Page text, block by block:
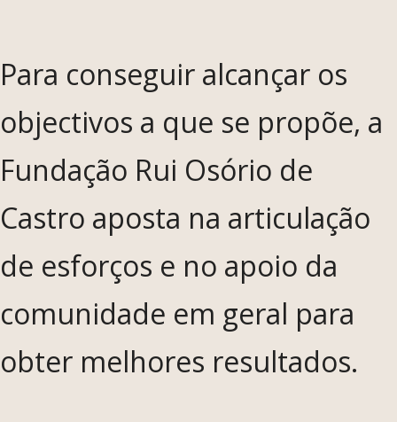
Para conseguir alcançar os
objectivos a que se propõe, a
Fundação Rui Osório de
Castro aposta na articulação
de esforços e no apoio da
comunidade em geral para
obter melhores resultados.